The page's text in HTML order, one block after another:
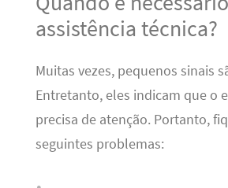
assistência técnica?
Muitas vezes, pequenos sinais
Entretanto, eles indicam que o
precisa de atenção. Portanto,
seguintes problemas: